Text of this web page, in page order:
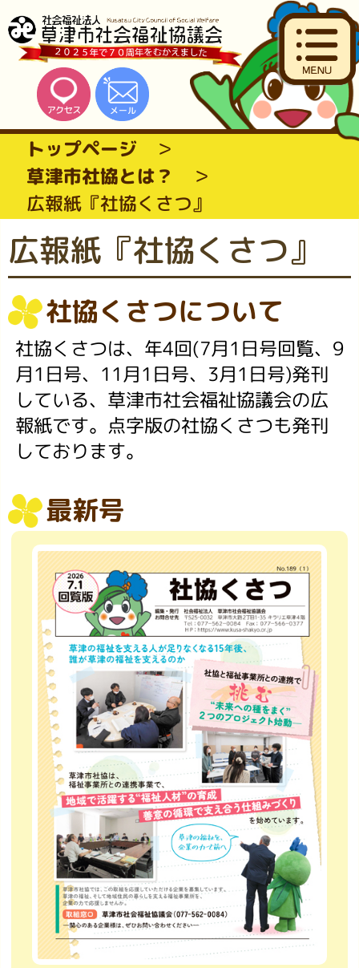
トップページ
草津市社協とは？
広報紙『社協くさつ』
広報紙『社協くさつ』
社協くさつについて
社協くさつは、年4回(7月1日号回覧、9
月1日号、11月1日号、3月1日号)発刊
している、草津市社会福祉協議会の広
報紙です。点字版の社協くさつも発刊
しております。
最新号